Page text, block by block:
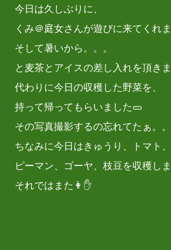
今日は久しぶりに、
くみ＠庭女さんが遊びに来てくれ
そして暑いから。。。
と麦茶とアイスの差し入れを頂き
代わりに今日の収穫した野菜を、
持って帰ってもらいました🥒
その写真撮影するの忘れてたぁ。
ちなみに今日はきゅうり、トマト
ピーマン、ゴーヤ、枝豆を収穫しま
それではまた👩✋